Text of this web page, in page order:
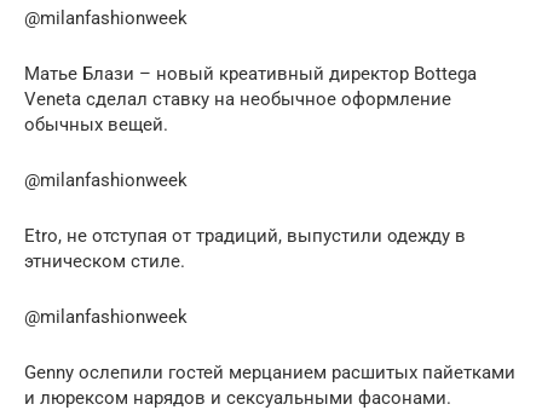
@milanfashionweek
Матье Блази – новый креативный директор Bottega
Veneta сделал ставку на необычное оформление
обычных вещей.
@milanfashionweek
Etro, не отступая от традиций, выпустили одежду в
этническом стиле.
@milanfashionweek
Genny ослепили гостей мерцанием расшитых пайетками
и люрексом нарядов и сексуальными фасонами.